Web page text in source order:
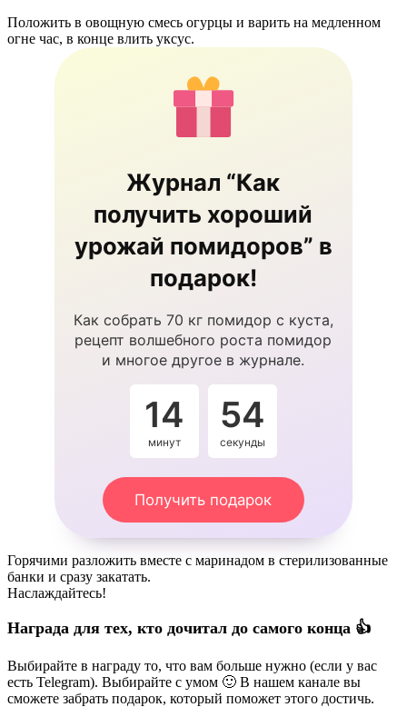
Положить в овощную смесь огурцы и варить на медленном
огне час, в конце влить уксус.
Журнал “Как
получить хороший
урожай помидоров” в
подарок!
Как собрать 70 кг помидор с куста,
рецепт волшебного роста помидор
и многое другое в журнале.
14
минут
53
секунды
Получить подарок
Горячими разложить вместе с маринадом в стерилизованные
банки и сразу закатать.
Наслаждайтесь!
Награда для тех, кто дочитал до самого конца 👍
Выбирайте в награду то, что вам больше нужно (если у вас
есть Telegram). Выбирайте с умом 🙂 В нашем канале вы
сможете забрать подарок, который поможет этого достичь.